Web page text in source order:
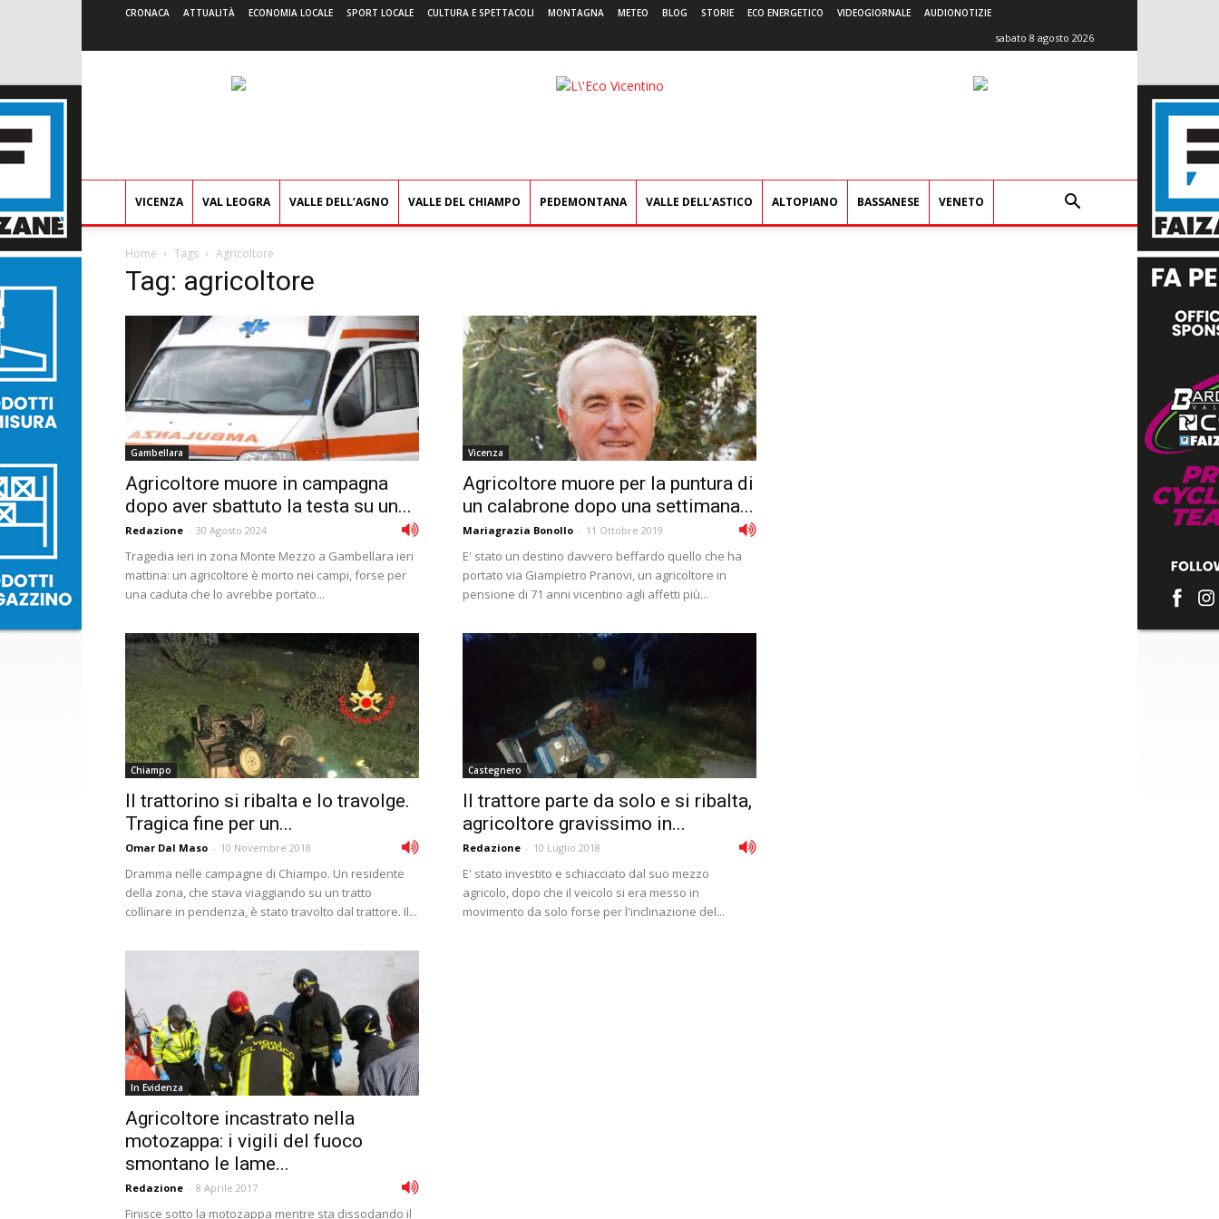
CRONACA ATTUALITÀ ECONOMIA LOCALE SPORT LOCALE CULTURA E SPETTACOLI MONTAGNA METEO BLOG STORIE ECO ENERGETICO VIDEOGIORNALE AUDIONOTIZIE
sabato 8 agosto 2026
L'Eco
VICENZA VAL LEOGRA VALLE DELL’AGNO VALLE DEL CHIAMPO PEDEMONTANA VALLE DELL’ASTICO ALTOPIANO BASSANESE VENETO
Home Tags Agricoltore
Tag: agricoltore
Gambellara
Agricoltore muore in campagna
dopo aver sbattuto la testa su un...
Redazione - 30 Agosto 2024
Tragedia ieri in zona Monte Mezzo a Gambellara ieri
mattina: un agricoltore è morto nei campi, forse per
una caduta che lo avrebbe portato...
Vicenza
Agricoltore muore per la puntura di
un calabrone dopo una settimana...
Mariagrazia Bonollo - 11 Ottobre 2019
E' stato un destino davvero beffardo quello che ha
portato via Giampietro Pranovi, un agricoltore in
pensione di 71 anni vicentino agli affetti più...
Chiampo
Il trattorino si ribalta e lo travolge.
Tragica fine per un...
Omar Dal Maso - 10 Novembre 2018
Dramma nelle campagne di Chiampo. Un residente
della zona, che stava viaggiando su un tratto
collinare in pendenza, è stato travolto dal trattore. Il...
Castegnero
Il trattore parte da solo e si ribalta,
agricoltore gravissimo in...
Redazione - 10 Luglio 2018
E' stato investito e schiacciato dal suo mezzo
agricolo, dopo che il veicolo si era messo in
movimento da solo forse per l'inclinazione del...
In Evidenza
Agricoltore incastrato nella
motozappa: i vigili del fuoco
smontano le lame...
Redazione - 8 Aprile 2017
Finisce sotto la motozappa mentre sta dissodando il